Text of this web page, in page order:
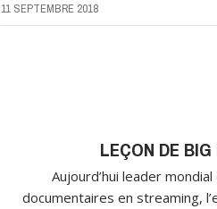
11 SEPTEMBRE 2018
LEÇON DE
Aujourd’hui leader
documentaires en streaming,